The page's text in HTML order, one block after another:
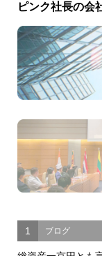
ピンク社長の会
1 ブログ